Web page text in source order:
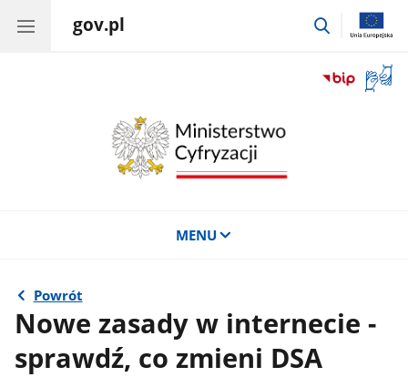
gov.pl
przejdź
okno
MENU
Powrót
Nowe zasady w internecie -
sprawdź, co zmieni DSA